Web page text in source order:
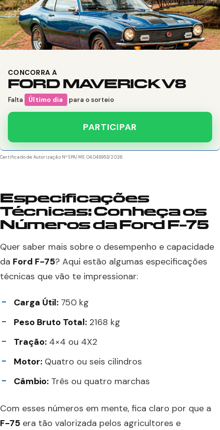
CONCORRA A
FORD MAVERICK V8
Falta Último dia para o sorteio
PARTICIPAR
Certificado de Autorização Nº SPA/ME 04.048953/2026
Especificações
Técnicas: Conheça os
Números da Ford F-75
Quer saber mais sobre o desempenho e capacidade
da Ford F-75? Aqui estão algumas especificações
técnicas que vão te impressionar:
Carga Útil: 750 kg
Peso Bruto Total: 2168 kg
Tração: 4×4 ou 4X2
Motor: Quatro ou seis cilindros
Câmbio: Três ou quatro marchas
Com esses números em mente, fica claro por que a
F-75 era tão valorizada pelos agricultores e